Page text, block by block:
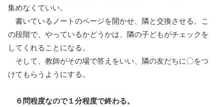
集めなくていい。
書いているノートのページを開かせ、隣と交換させる。こ
の段階で、やっているかどうかは、隣の子どもがチェックを
してくれることになる。
そして、教師がその場で答えをいい、隣の友だちに〇をつ
けてもらうようにする。
６問程度なので１分程度で終わる。